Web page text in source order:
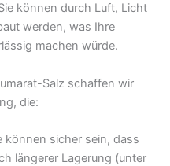
können durch Luft, Licht
werden, was Ihre
machen würde.
Salz schaffen wir
die:
können sicher sein, dass
längerer Lagerung (unter